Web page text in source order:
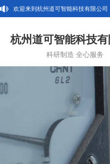
欢迎来到杭州道可智能科技有限公司
杭州道可智能科技有
科研制造 全心服务